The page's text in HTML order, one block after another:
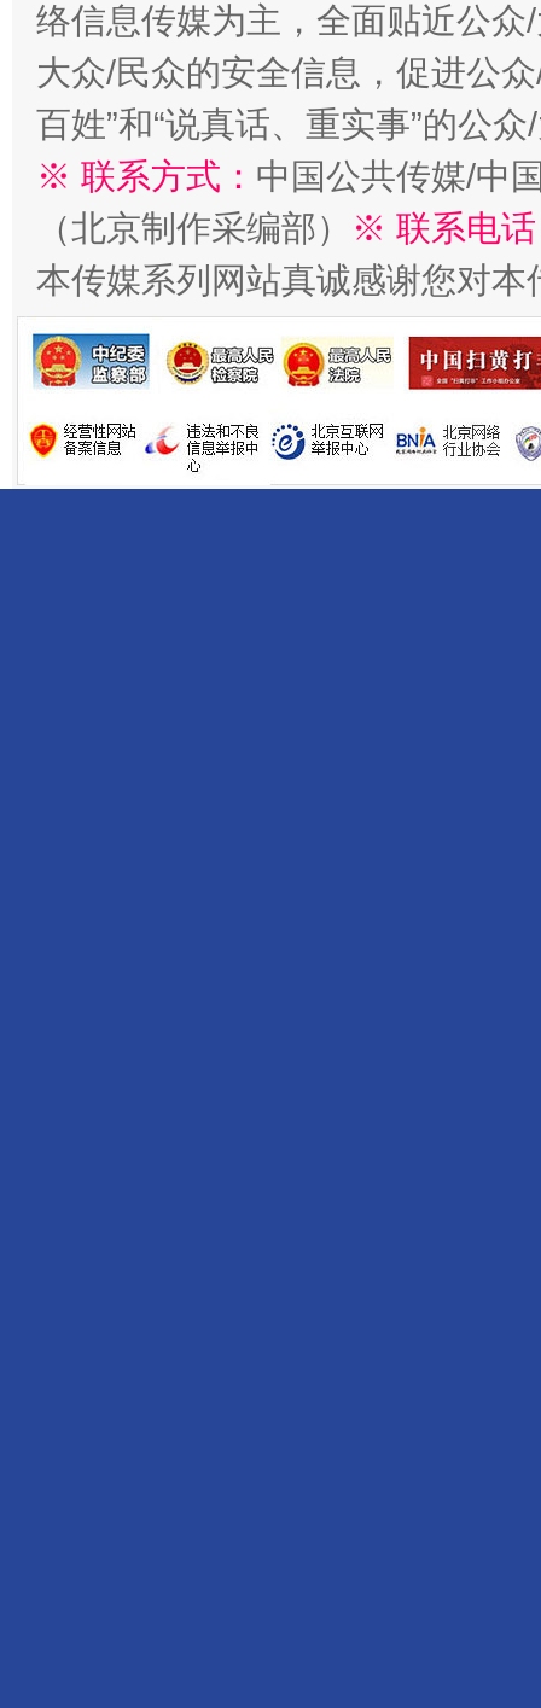
在谋一域中谋全局
习近平的博鳌关键词
魏明亮
络信息传媒为主，全面贴近公
大众/民众的安全信息，促进公
百姓”和“说真话、重实事”的公
※ 联系方式： 中国公共传媒/中
（北京制作采编部）
※ 联系电
本传媒系列网站真诚感谢您对